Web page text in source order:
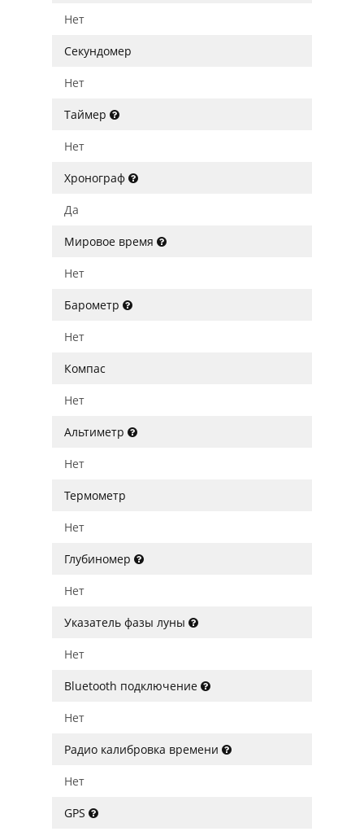
Нет
Секундомер
Нет
Таймер
Нет
Хронограф
Да
Мировое время
Нет
Барометр
Нет
Компас
Нет
Альтиметр
Нет
Термометр
Нет
Глубиномер
Нет
Указатель фазы луны
Нет
Bluetooth подключение
Нет
Радио калибровка времени
Нет
GPS